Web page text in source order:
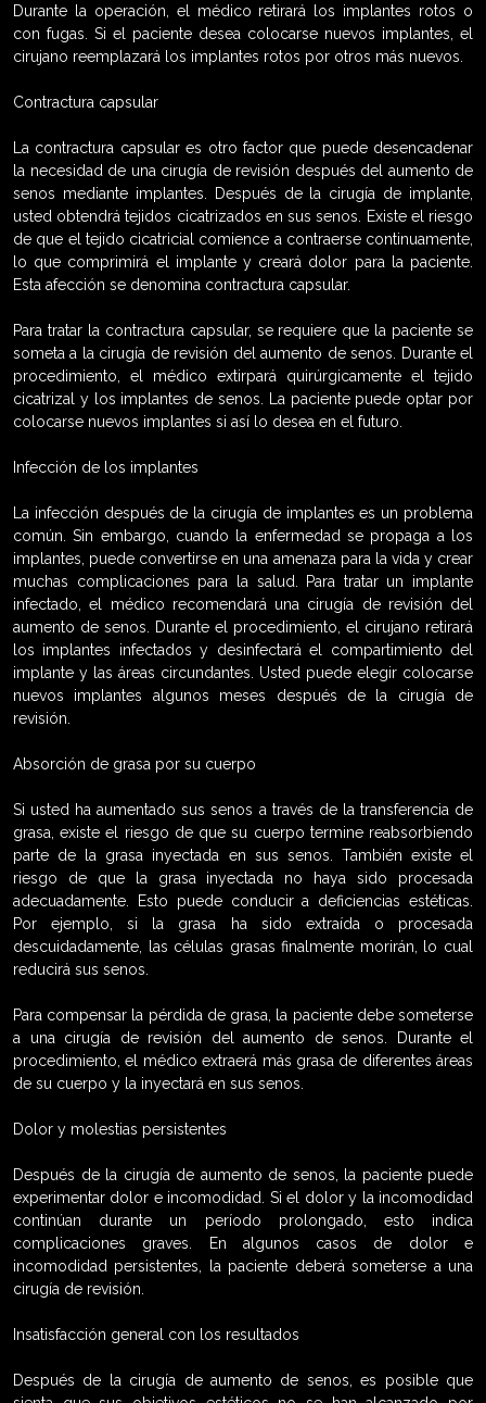
Durante la operación, el médico retirará los implantes rotos o
con fugas. Si el paciente desea colocarse nuevos implantes, el
cirujano reemplazará los implantes rotos por otros más nuevos.
Contractura capsular
La contractura capsular es otro factor que puede desencadenar
la necesidad de una cirugía de revisión después del aumento de
senos mediante implantes. Después de la cirugía de implante,
usted obtendrá tejidos cicatrizados en sus senos. Existe el riesgo
de que el tejido cicatricial comience a contraerse continuamente,
lo que comprimirá el implante y creará dolor para la paciente.
Esta afección se denomina contractura capsular.
Para tratar la contractura capsular, se requiere que la paciente se
someta a la cirugía de revisión del aumento de senos. Durante el
procedimiento, el médico extirpará quirúrgicamente el tejido
cicatrizal y los implantes de senos. La paciente puede optar por
colocarse nuevos implantes si así lo desea en el futuro.
Infección de los implantes
La infección después de la cirugía de implantes es un problema
común. Sin embargo, cuando la enfermedad se propaga a los
implantes, puede convertirse en una amenaza para la vida y crear
muchas complicaciones para la salud. Para tratar un implante
infectado, el médico recomendará una cirugía de revisión del
aumento de senos. Durante el procedimiento, el cirujano retirará
los implantes infectados y desinfectará el compartimiento del
implante y las áreas circundantes. Usted puede elegir colocarse
nuevos implantes algunos meses después de la cirugía de
revisión.
Absorción de grasa por su cuerpo
Si usted ha aumentado sus senos a través de la transferencia de
grasa, existe el riesgo de que su cuerpo termine reabsorbiendo
parte de la grasa inyectada en sus senos. También existe el
riesgo de que la grasa inyectada no haya sido procesada
adecuadamente. Esto puede conducir a deficiencias estéticas.
Por ejemplo, si la grasa ha sido extraída o procesada
descuidadamente, las células grasas finalmente morirán, lo cual
reducirá sus senos.
Para compensar la pérdida de grasa, la paciente debe someterse
a una cirugía de revisión del aumento de senos. Durante el
procedimiento, el médico extraerá más grasa de diferentes áreas
de su cuerpo y la inyectará en sus senos.
Dolor y molestias persistentes
Después de la cirugía de aumento de senos, la paciente puede
experimentar dolor e incomodidad. Si el dolor y la incomodidad
continúan durante un período prolongado, esto indica
complicaciones graves. En algunos casos de dolor e
incomodidad persistentes, la paciente deberá someterse a una
cirugía de revisión.
Insatisfacción general con los resultados
Después de la cirugía de aumento de senos, es posible que